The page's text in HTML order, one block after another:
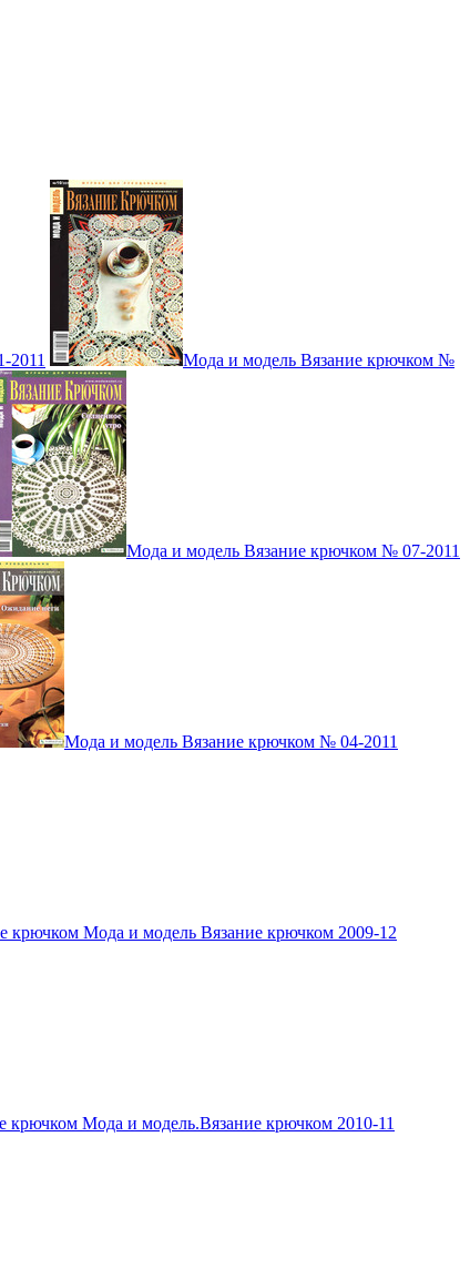
2011 Мода и модель Вязание крючком №
Мода и модель Вязание крючком № 07-2011
Мода и модель Вязание крючком № 04-2011
крючком Мода и модель Вязание крючком 2009-12
крючком Мода и модель.Вязание крючком 2010-11